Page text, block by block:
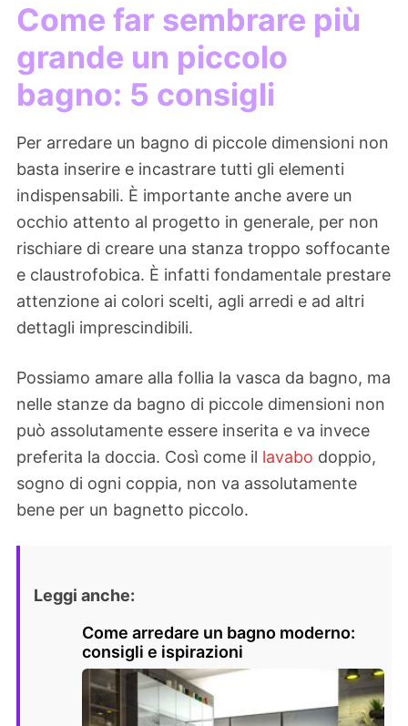
Come far sembrare più
grande un piccolo
bagno: 5 consigli
Per arredare un bagno di piccole dimensioni non
basta inserire e incastrare tutti gli elementi
indispensabili. È importante anche avere un
occhio attento al progetto in generale, per non
rischiare di creare una stanza troppo soffocante
e claustrofobica. È infatti fondamentale prestare
attenzione ai colori scelti, agli arredi e ad altri
dettagli imprescindibili.
Possiamo amare alla follia la vasca da bagno, ma
nelle stanze da bagno di piccole dimensioni non
può assolutamente essere inserita e va invece
preferita la doccia. Così come il lavabo doppio,
sogno di ogni coppia, non va assolutamente
bene per un bagnetto piccolo.
Leggi anche:
Come arredare un bagno moderno:
consigli e ispirazioni